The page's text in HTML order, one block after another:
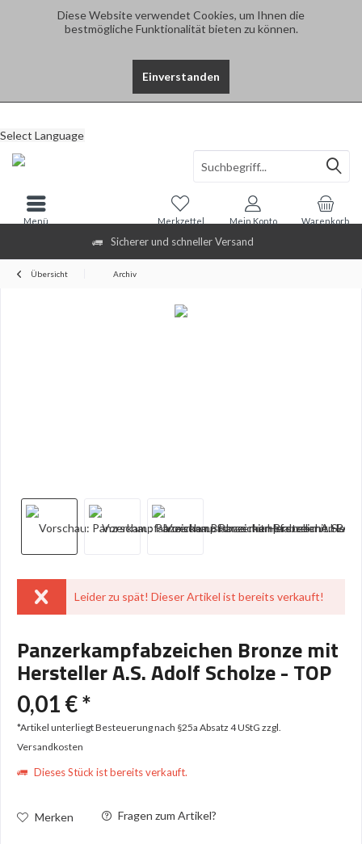
Diese Website verwendet Cookies, um Ihnen die
bestmögliche Funktionalität bieten zu können.
Einverstanden
Sicherer und schneller Versand
Select Language
Warenkorb
Merkzettel Mein Konto
Menü
Übersicht Archiv
Leider zu spät! Dieser Artikel ist bereits verkauft!
Panzerkampfabzeichen Bronze mit
Hersteller A.S. Adolf Scholze - TOP
0,01 € *
*Artikel unterliegt Besteuerung nach §25a Absatz 4 UStG zzgl.
Versandkosten
Dieses Stück ist bereits verkauft.
Merken Fragen zum Artikel?